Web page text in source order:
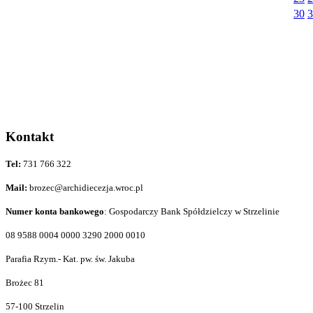
30
Kontakt
Tel: 731 766 322
Mail: brozec@archidiecezja.wroc.pl
Numer konta bankowego: Gospodarczy Bank Spółdzielczy w Strzelinie
08 9588 0004 0000 3290 2000 0010
Parafia Rzym.- Kat. pw. św. Jakuba
Brożec 81
57-100 Strzelin